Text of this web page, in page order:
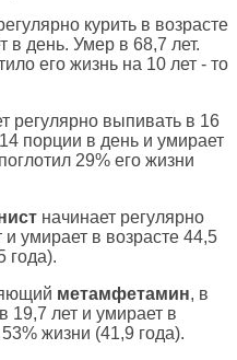
курить в возрасте
в день. Умер в 68,7 лет.
его жизнь на 10 лет - то
регулярно выпивать в 16
порции в день и умирает
29% его жизни
начинает регулярно
и умирает в возрасте 44,5
года).
метамфетамин, в
19,7 лет и умирает в
жизни (41,9 года).